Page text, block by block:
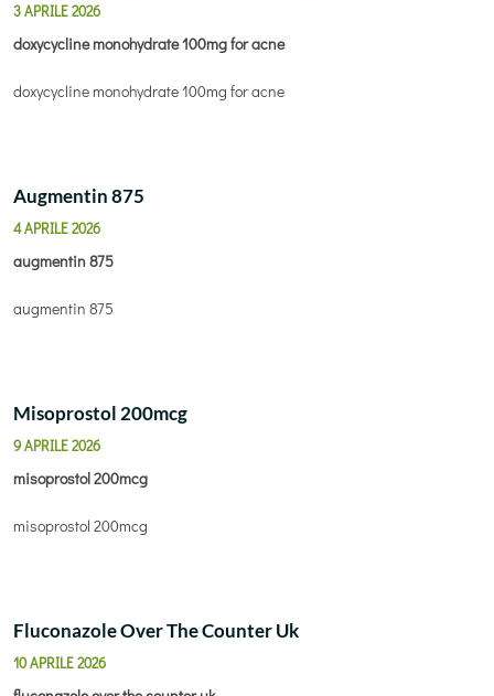
3 APRILE 2026
doxycycline monohydrate 100mg for acne
doxycycline monohydrate 100mg for acne
Augmentin 875
4 APRILE 2026
augmentin 875
augmentin 875
Misoprostol 200mcg
9 APRILE 2026
misoprostol 200mcg
misoprostol 200mcg
Fluconazole Over The Counter Uk
10 APRILE 2026